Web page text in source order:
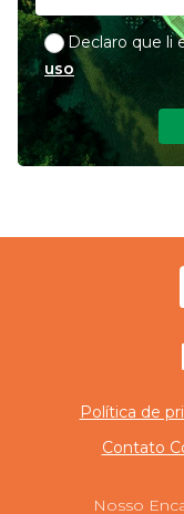
Declaro que li
uso
Política de
Contato
Nosso